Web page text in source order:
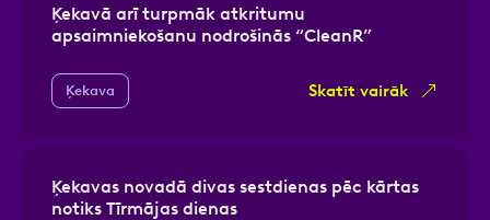
Ķekavā arī turpmāk atkritumu
apsaimniekošanu nodrošinās “CleanR”
Ķekava Skatīt vairāk
Ķekavas novadā divas sestdienas pēc kārtas
notiks Tīrmājas dienas